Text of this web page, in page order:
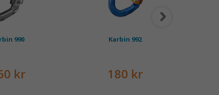
990
kr
Karbin 992
180 kr